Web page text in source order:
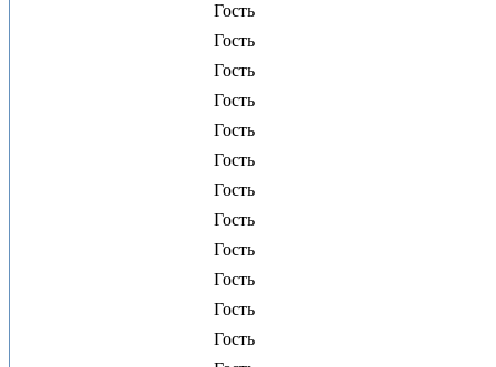
Гость
Гость
Гость
Гость
Гость
Гость
Гость
Гость
Гость
Гость
Гость
Гость